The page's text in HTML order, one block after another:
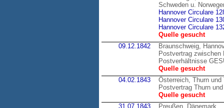
Schweden u.
Hannover Circulare
Hannover Circulare
Hannover Circulare
Quelle gesucht
09.12.1842
Braunschweig,
Postvertrag zwischen
Postverhältnisse
Quelle gesucht
04.02.1843
Österreich, Thurn und
Postvertrag Thurn
Quelle gesucht
31.07.1843
Preußen, Dänemark